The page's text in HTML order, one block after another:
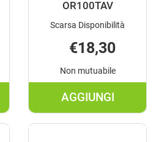
OR100TAV
Scarsa Disponibilità
€18,30
Non mutuabile
AGGIUNGI
AGGIUNGI